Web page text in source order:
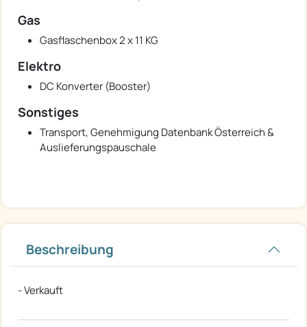
Gas
Gasflaschenbox 2 x 11 KG
Elektro
DC Konverter (Booster)
Sonstiges
Transport, Genehmigung Datenbank Österreich &
Auslieferungspauschale
Beschreibung
- Verkauft